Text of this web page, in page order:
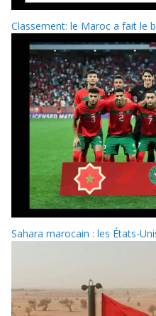
Classement: le Maroc a fait le
Sahara marocain : les États-